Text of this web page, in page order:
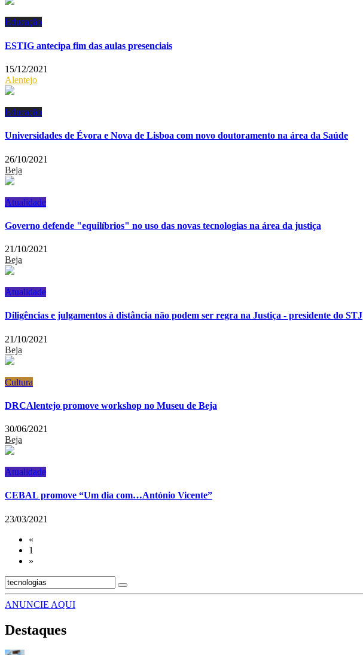
Educação
ESTIG antecipa fim das aulas presenciais
15/12/2021
Alentejo
Educação
Universidades de Évora e Nova de Lisboa com novo doutoramento na área da Saúde
26/10/2021
Beja
Atualidade
Governo defende "equilíbrios" no uso das novas tecnologias na área da justiça
21/10/2021
Beja
Atualidade
Diligências e julgamentos à distância não podem ser regra na Justiça - presidente do STJ
21/10/2021
Beja
Cultura
DRCAlentejo promove workshop no Museu de Beja
30/06/2021
Beja
Atualidade
CEBAL promove “Um dia com…António Vicente”
23/03/2021
«
1
»
ANUNCIE AQUI
Destaques